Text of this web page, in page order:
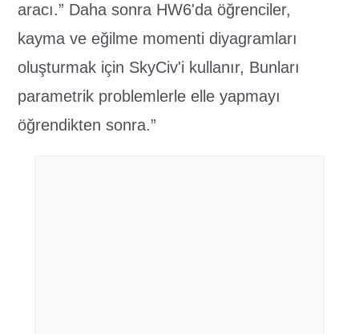
aracı.” Daha sonra HW6'da öğrenciler,
kayma ve eğilme momenti diyagramları
oluşturmak için SkyCiv'i kullanır, Bunları
parametrik problemlerle elle yapmayı
öğrendikten sonra.”